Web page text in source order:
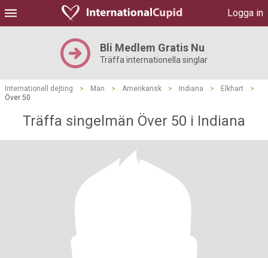
Logga in
Bli Medlem Gratis Nu
Träffa internationella singlar
Internationell dejting > Män > Amerikansk > Indiana > Elkhart
>
Över 50
Träffa singelmän Över 50 i Indiana